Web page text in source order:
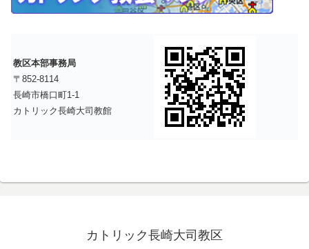
教区本部事務局
〒852-8114
長崎市橋口町1-1
カトリック長崎大司教館
カトリック長崎大司教区